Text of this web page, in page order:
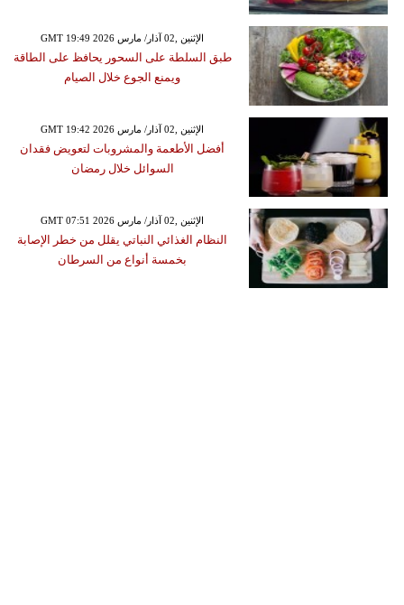
GMT 19:49 2026 الإثنين ,02 آذار/ مارس
طبق السلطة على السحور يحافظ على الطاقة
ويمنع الجوع خلال الصيام
GMT 19:42 2026 الإثنين ,02 آذار/ مارس
أفضل الأطعمة والمشروبات لتعويض فقدان
السوائل خلال رمضان
GMT 07:51 2026 الإثنين ,02 آذار/ مارس
النظام الغذائي النباتي يقلل من خطر الإصابة
بخمسة أنواع من السرطان